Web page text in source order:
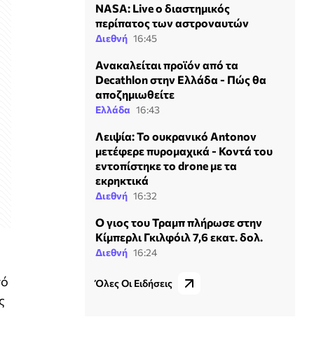
NASA: Live ο διαστημικός
περίπατος των αστροναυτών
Διεθνή 16:45
Ανακαλείται προϊόν από τα
Decathlon στην Ελλάδα - Πώς θα
αποζημιωθείτε
Ελλάδα 16:43
Λειψία: Το ουκρανικό Antonov
μετέφερε πυρομαχικά - Κοντά του
εντοπίστηκε το drone με τα
εκρηκτικά
Διεθνή 16:32
Ο γιος του Τραμπ πλήρωσε στην
Κίμπερλι Γκιλφόιλ 7,6 εκατ. δολ.
Διεθνή 16:24
Όλες Οι Ειδήσεις